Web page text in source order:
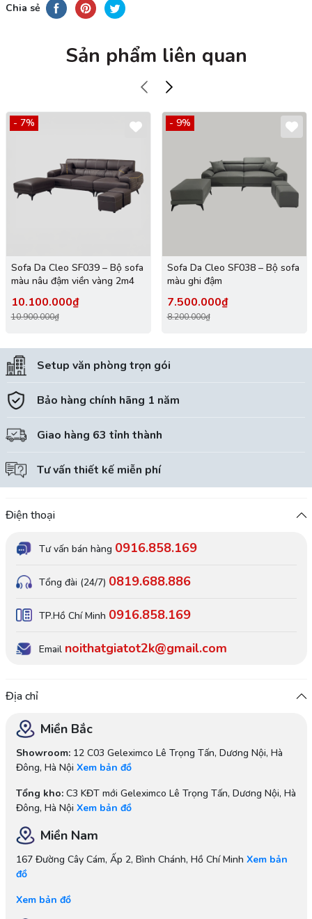
Chia sẻ
Sản phẩm liên quan
- 7%
Sofa Da Cleo SF039 – Bộ sofa
màu nâu đậm viền vàng 2m4
10.100.000₫
10.900.000₫
- 9%
Sofa Da Cleo SF038 – Bộ sofa
màu ghi đậm
7.500.000₫
8.200.000₫
Setup văn phòng trọn gói
Bảo hàng chính hãng 1 năm
Giao hàng 63 tỉnh thành
Tư vấn thiết kế miễn phí
Điện thoại
Tư vấn bán hàng 0916.858.169
Tổng đài (24/7) 0819.688.886
TP.Hồ Chí Minh 0916.858.169
Email noithatgiatot2k@gmail.com
Địa chỉ
Miền Bắc
Showroom:12 C03 Geleximco Lê Trọng Tấn, Dương Nội, Hà
Đông, Hà Nội Xem bản đồ
Tổng kho:C3 KĐT mới Geleximco Lê Trọng Tấn, Dương Nội, Hà
Đông, Hà Nội Xem bản đồ
Miền Nam
167 Đường Cây Cám, Ấp 2, Bình Chánh, Hồ Chí Minh Xem bản
đồ
Xem bản đồ